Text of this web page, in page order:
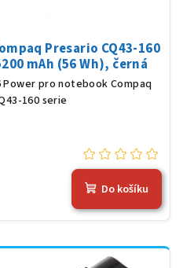
Presario CQ43-160
mAh (56 Wh), černá
pro notebook Compaq
160 serie
Do košíku